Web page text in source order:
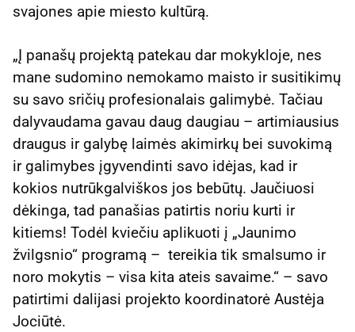
svajones apie miesto kultūrą.
„Į panašų projektą patekau dar mokykloje, nes
mane sudomino nemokamo maisto ir susitikimų
su savo sričių profesionalais galimybė. Tačiau
dalyvaudama gavau daug daugiau – artimiausius
draugus ir galybę laimės akimirkų bei suvokimą
ir galimybes įgyvendinti savo idėjas, kad ir
kokios nutrūkgalviškos jos bebūtų. Jaučiuosi
dėkinga, tad panašias patirtis noriu kurti ir
kitiems! Todėl kviečiu aplikuoti į „Jaunimo
žvilgsnio“ programą – tereikia tik smalsumo ir
noro mokytis – visa kita ateis savaime.“ – savo
patirtimi dalijasi projekto koordinatorė Austėja
Jociūtė.